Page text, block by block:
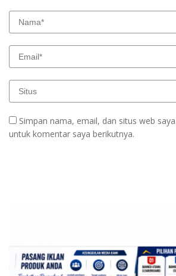
Simpan nama, email, dan situs web
untuk komentar saya berikutnya.